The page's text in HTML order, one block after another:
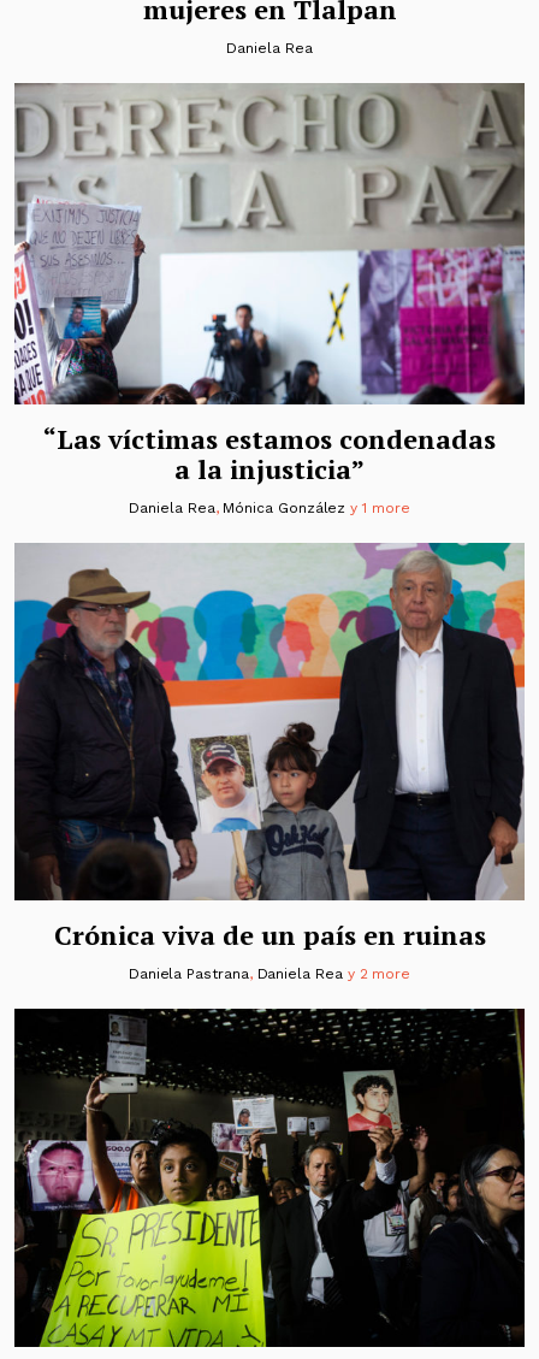
mujeres en Tlalpan
Daniela Rea
“Las víctimas estamos condenadas
a la injusticia”
Daniela Rea, Mónica González y 1 more
Crónica viva de un país en ruinas
Daniela Pastrana, Daniela Reay 2 more